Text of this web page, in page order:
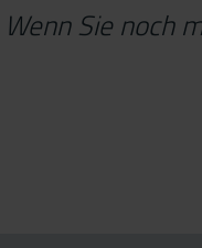
Wenn Sie noch